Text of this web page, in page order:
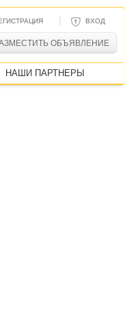
| ВХОД
ОБЪЯВЛЕНИЕ
НАШИ ПАРТНЕРЫ